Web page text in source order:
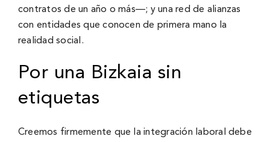
contratos de un año o más—; y una red de alianzas
con entidades que conocen de primera mano la
realidad social.
Por una Bizkaia sin
etiquetas
Creemos firmemente que la integración laboral debe